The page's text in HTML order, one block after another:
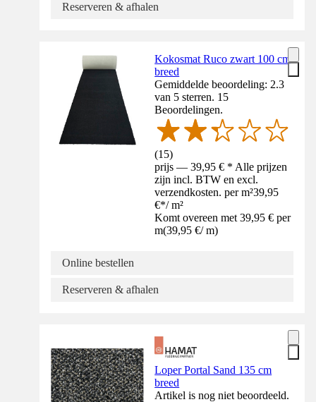
Reserveren & afhalen
Kokosmat Ruco zwart 100 cm
breed
Gemiddelde beoordeling: 2.3
van 5 sterren. 15
Beoordelingen.
(15)
prijs — 39,95 € * Alle prijzen
zijn incl. BTW en excl.
verzendkosten. per m²39,95
€*/ m²
Komt overeen met 39,95 € per
m(39,95 €/ m)
Online bestellen
Reserveren & afhalen
Loper Portal Sand 135 cm
breed
Artikel is nog niet beoordeeld.